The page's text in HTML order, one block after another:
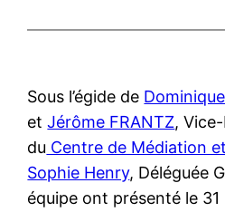
Sous l’égide de
etJérôme FRANTZ,
du Centre de Médiation
Sophie Henry, Déléguée
équipe ont présenté le